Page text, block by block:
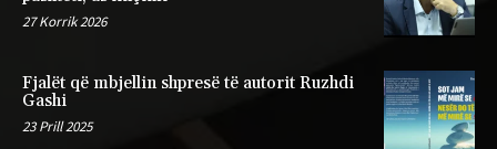
27 Korrik 2026
Fjalët që mbjellin shpresë të autorit Ruzhdi
Gashi
23 Prill 2025